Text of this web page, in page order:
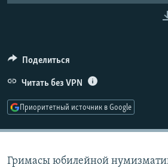
СОЦИАЛЬНЫЕ СЕТИ
Поделиться
Читать без VPN
Приоритетный источник в Google
Гримасы юбилейной